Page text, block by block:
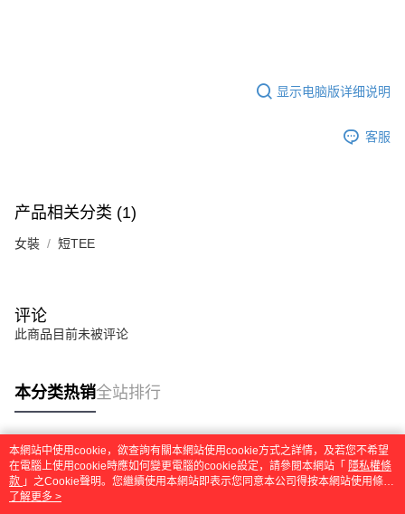
显示电脑版详细说明
客服
产品相关分类 (1)
女裝 短TEE
评论
此商品目前未被评论
本分类热销全站排行
热门标签
本網站中使用cookie，欲查詢有關本網站使用cookie方式之詳情，及若您不希望
在電腦上使用cookie時應如何變更電腦的cookie設定，請參閱本網站「 隱私權條
款 」之Cookie聲明。您繼續使用本網站即表示您同意本公司得按本網站使用條款
之Cookie聲明使用cookie。
了解更多 >